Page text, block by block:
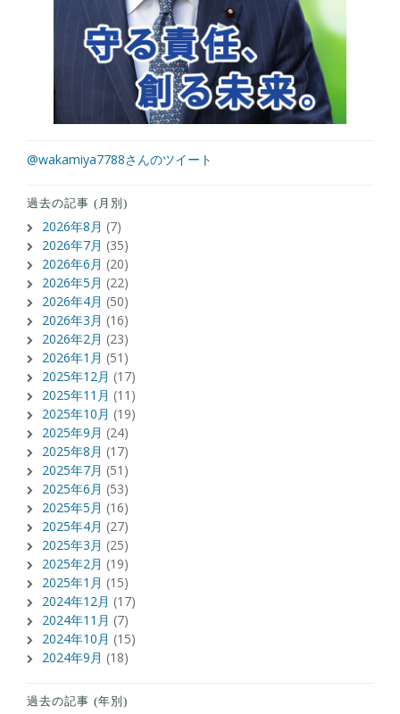
@wakamiya7788さんのツイート
過去の記事 (月別)
2026年8月 (7)
2026年7月 (35)
2026年6月 (20)
2026年5月 (22)
2026年4月 (50)
2026年3月 (16)
2026年2月 (23)
2026年1月 (51)
2025年12月 (17)
2025年11月 (11)
2025年10月 (19)
2025年9月 (24)
2025年8月 (17)
2025年7月 (51)
2025年6月 (53)
2025年5月 (16)
2025年4月 (27)
2025年3月 (25)
2025年2月 (19)
2025年1月 (15)
2024年12月 (17)
2024年11月 (7)
2024年10月 (15)
2024年9月 (18)
過去の記事 (年別)